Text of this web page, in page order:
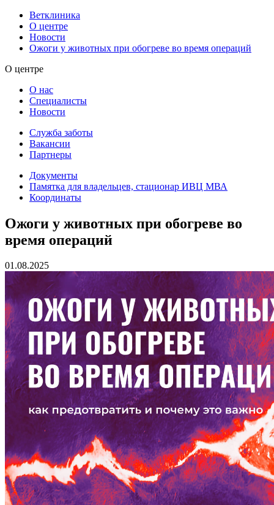
Ветклиника
О центре
Новости
Ожоги у животных при обогреве во время операций
О центре
О нас
Специалисты
Новости
Служба заботы
Вакансии
Партнеры
Документы
Памятка для владельцев, стационар ИВЦ МВА
Координаты
Ожоги у животных при обогреве во
время операций
01.08.2025